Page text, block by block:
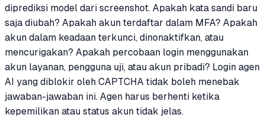
diprediksi model dari screenshot. Apakah kata sandi baru
saja diubah? Apakah akun terdaftar dalam MFA? Apakah
akun dalam keadaan terkunci, dinonaktifkan, atau
mencurigakan? Apakah percobaan login menggunakan
akun layanan, pengguna uji, atau akun pribadi? Login agen
AI yang diblokir oleh CAPTCHA tidak boleh menebak
jawaban-jawaban ini. Agen harus berhenti ketika
kepemilikan atau status akun tidak jelas.